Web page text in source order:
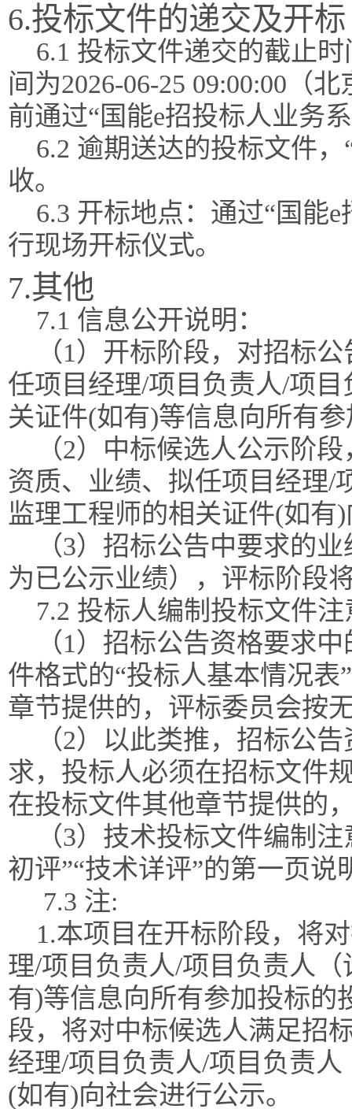
6.投标文件的递交及开标
6.1 投标文件递交的截止
间为2026-06-25 09:00:00（
前通过“国能e招投标人业务
6.2 逾期送达的投标文件
收。
6.3 开标地点：通过“国能
行现场开标仪式。
7.其他
7.1 信息公开说明：
（1）开标阶段，对招标
任项目经理/项目负责人/项
关证件(如有)等信息向所有
（2）中标候选人公示阶
资质、业绩、拟任项目经理/
监理工程师的相关证件(如有
（3）招标公告中要求的
为已公示业绩），评标阶段
7.2 投标人编制投标文件
（1）招标公告资格要求
件格式的“投标人基本情况
章节提供的，评标委员会按
（2）以此类推，招标公
求，投标人必须在招标文件
在投标文件其他章节提供的
（3）技术投标文件编制
初评”“技术详评”的第一页说
7.3 注:
1.本项目在开标阶段，将
理/项目负责人/项目负责人
有)等信息向所有参加投标的
段，将对中标候选人满足招
经理/项目负责人/项目负责
(如有)向社会进行公示。